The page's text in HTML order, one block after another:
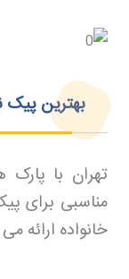
بهترین پیک
تهران با
مناسبی برای
خانواده ارائه